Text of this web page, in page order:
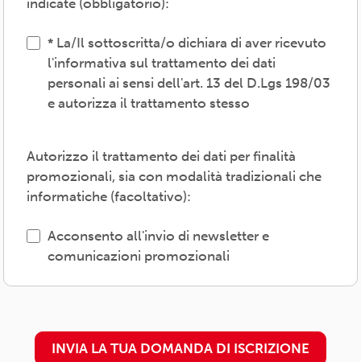
convenzioni e servizi-, provvedere agli
vigenti, inviare comunicazioni promozionali.
Il trattamento verrà effettuato: con modalità
cartacea e/o informatica; in modo lecito,
interni e/o comunicando i dati a soggetti
esterni (amministrazioni/autorità; fornitori di
specifici servizi di supporto -es. consulenza
promossi, partecipati o convenzionati).
o limitazione degli stessi, opposizione al
trattamento) presso il proprio
indicate (obbligatorio):
La/Il sottoscritta/o dichiara di aver ricevuto
l'informativa sul trattamento dei dati
personali ai sensi dell'art. 13 del D.Lgs 198/03
e autorizza il trattamento stesso
Autorizzo il trattamento dei dati per finalità
promozionali, sia con modalità tradizionali che
informatiche (facoltativo):
Acconsento all'invio di newsletter e
comunicazioni promozionali
INVIA LA TUA DOMANDA DI ISCRIZIONE